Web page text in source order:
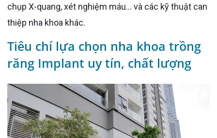
chụp X-quang, xét nghiệm máu... và các kỹ thuật can
thiệp nha khoa khác.
Tiêu chí lựa chọn nha khoa trồng
răng Implant uy tín, chất lượng